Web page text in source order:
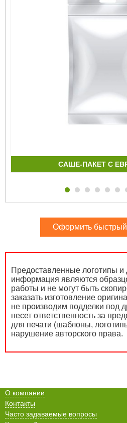
CАШЕ-ПАКЕТ С
Оформить быстрый
Предоставленные логотипы и
информация являются
работы и не могут быть
заказать изготовление
не производим подделки под
несет ответственность за
для печати (шаблоны,
нарушение авторского права.
О компании
Контакты
Часто задаваемые вопросы